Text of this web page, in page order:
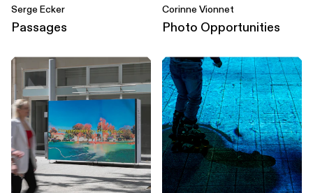
Passages
Serge Ecker
Photo Opportunities
Corinne Vionnet